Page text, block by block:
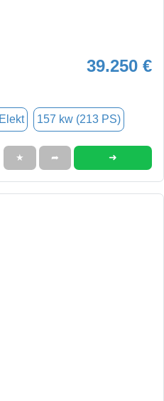
39.250 €
157 kw (213 PS)
★ ➦ ➜